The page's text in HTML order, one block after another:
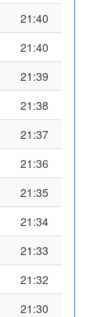
21:40
21:40
21:39
21:38
21:37
21:36
21:35
21:34
21:33
21:32
21:30